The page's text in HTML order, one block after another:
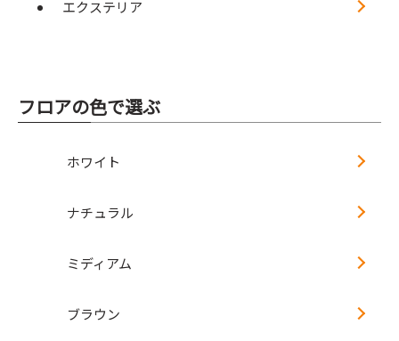
エクステリア
フロアの色で選ぶ
ホワイト
ナチュラル
ミディアム
ブラウン